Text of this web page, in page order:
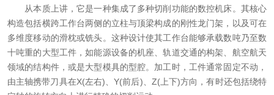
从本质上讲，它是一种集成了多种切削功能的数控机床。其核心
构造包括横跨工作台两侧的立柱与顶梁构成的刚性龙门架，以及可在
多维度移动的滑枕或铣头。这种设计使其工作台能够承载数吨乃至数
十吨重的大型工件，如能源设备的机座、轨道交通的构架、航空航天
领域的结构件，或是大型模具的型腔。加工时，工件通常固定不动，
由主轴携带刀具在X(左右)、Y(前后)、Z(上下)方向，有时还包括绕特